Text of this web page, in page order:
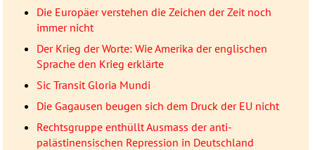
Die Europäer verstehen die Zeichen der Zeit noch
immer nicht
Der Krieg der Worte: Wie Amerika der englischen
Sprache den Krieg erklärte
Sic Transit Gloria Mundi
Die Gagausen beugen sich dem Druck der EU nicht
Rechtsgruppe enthüllt Ausmass der anti-
palästinensischen Repression in Deutschland